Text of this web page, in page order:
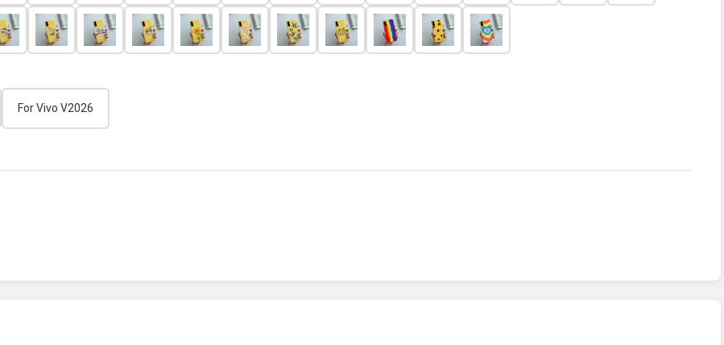
For Vivo V2026